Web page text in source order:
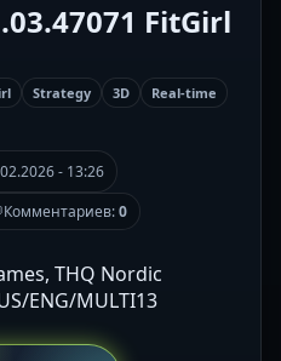
FitGirl
Strategy 3D
Real-time
- 13:26
Комментариев:0
THQ Nordic
ENG/MULTI13